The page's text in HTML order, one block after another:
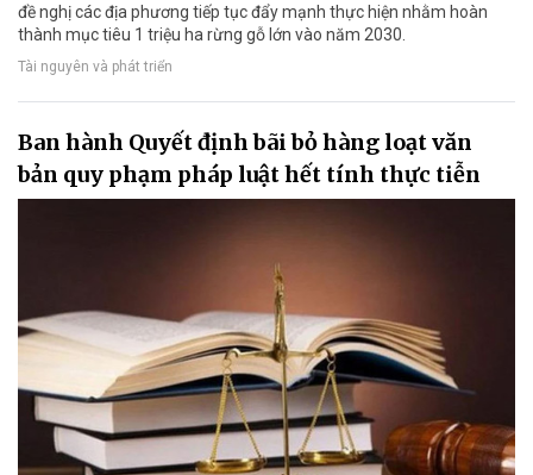
đề nghị các địa phương tiếp tục đẩy mạnh thực hiện nhằm hoàn
thành mục tiêu 1 triệu ha rừng gỗ lớn vào năm 2030.
Tài nguyên và phát triển
Ban hành Quyết định bãi bỏ hàng loạt văn
bản quy phạm pháp luật hết tính thực tiễn